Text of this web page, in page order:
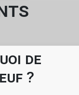
de
?